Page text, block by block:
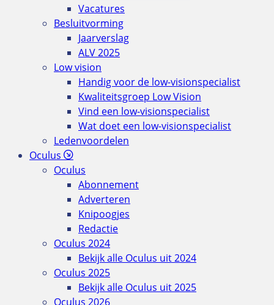
Vacatures
Besluitvorming
Jaarverslag
ALV 2025
Low vision
Handig voor de low-visionspecialist
Kwaliteitsgroep Low Vision
Vind een low-visionspecialist
Wat doet een low-visionspecialist
Ledenvoordelen
Oculus
Oculus
Abonnement
Adverteren
Knipoogjes
Redactie
Oculus 2024
Bekijk alle Oculus uit 2024
Oculus 2025
Bekijk alle Oculus uit 2025
Oculus 2026